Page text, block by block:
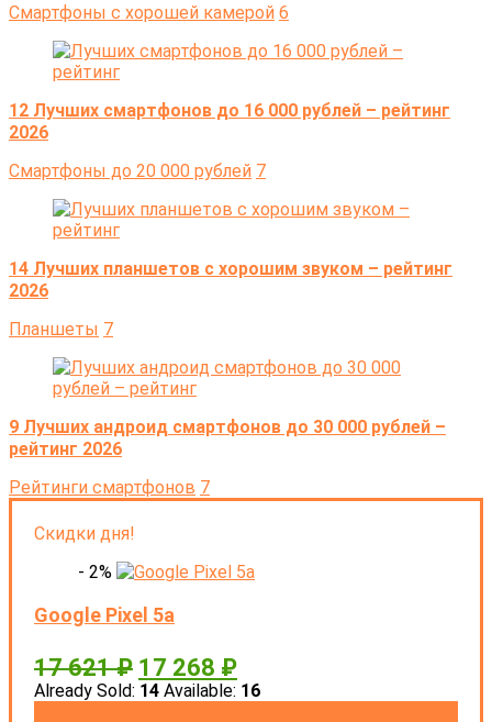
Cмартфоны с хорошей камерой 6
12 Лучших смартфонов до 16 000 рублей – рейтинг
2026
Cмартфоны до 20 000 рублей 7
14 Лучших планшетов с хорошим звуком – рейтинг
2026
Планшеты 7
9 Лучших андроид смартфонов до 30 000 рублей –
рейтинг 2026
Рейтинги смартфонов 7
Скидки дня!
- 2%
Google Pixel 5a
17 621₽ 17 268 ₽
Already Sold: 14 Available: 16